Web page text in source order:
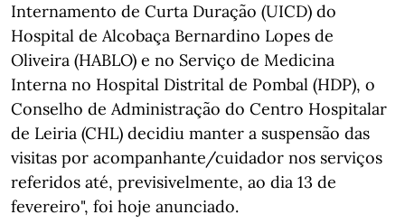
Internamento de Curta Duração (UICD) do
Hospital de Alcobaça Bernardino Lopes de
Oliveira (HABLO) e no Serviço de Medicina
Interna no Hospital Distrital de Pombal (HDP), o
Conselho de Administração do Centro Hospitalar
de Leiria (CHL) decidiu manter a suspensão das
visitas por acompanhante/cuidador nos serviços
referidos até, previsivelmente, ao dia 13 de
fevereiro", foi hoje anunciado.